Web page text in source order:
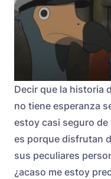
Decir que la historia
no tiene esperanza
estoy casi seguro
es porque disfrutan
sus peculiares
¿acaso me estoy